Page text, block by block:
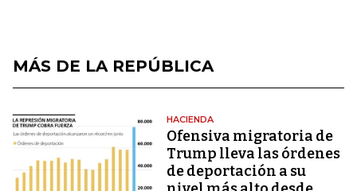
MÁS DE LA REPÚBLICA
HACIENDA
Ofensiva migratoria de
Trump lleva las órdenes
de deportación a su